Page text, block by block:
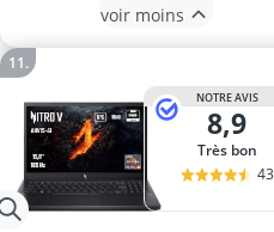
voir moins
NOTRE AVIS
8,9
Très bon
43